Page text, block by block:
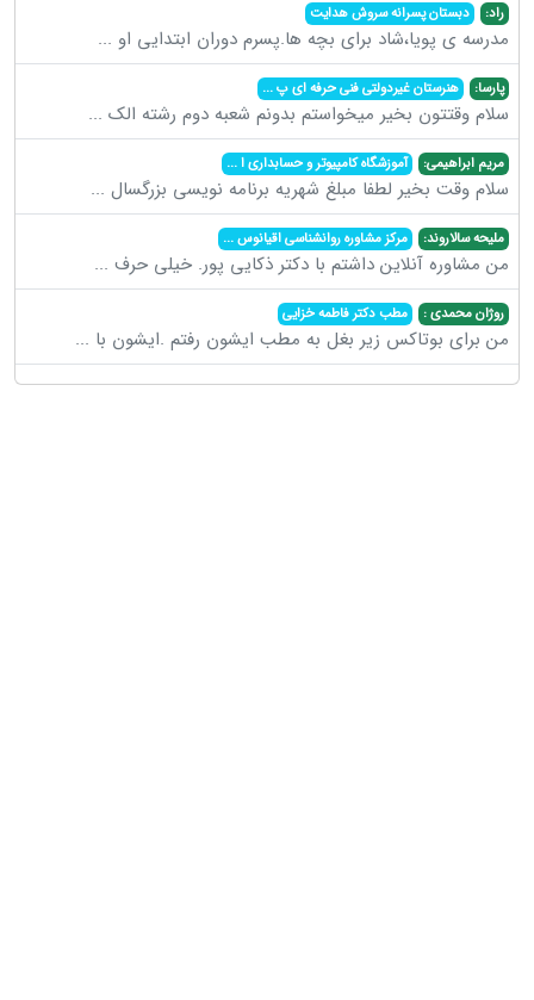
راد: دبستان پسرانه سروش هدایت
مدرسه ی پویا،شاد برای بچه ها.پسرم دوران ابتدایی او ...
پارسا: هنرستان غیردولتی فنی حرفه ای پ...
سلام وقتتون بخیر میخواستم بدونم شعبه دوم رشته الک ...
مریم ابراهیمی: آموزشگاه کامپیوتر و حسابداری ا...
سلام وقت بخیر لطفا مبلغ شهریه برنامه نویسی بزرگسال ...
ملیحه سالاروند: مرکز مشاوره روانشناسی اقیانوس...
من مشاوره آنلاین داشتم با دکتر ذکایی پور. خیلی حرف ...
روژان محمدی : مطب دکتر فاطمه خزایی
من برای بوتاکس زیر بغل به مطب ایشون رفتم .ایشون با ...